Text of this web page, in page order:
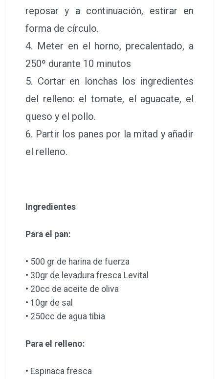
reposar y a continuación, estirar en
forma de círculo.
4. Meter en el horno, precalentado, a
250º durante 10 minutos
5. Cortar en lonchas los ingredientes
del relleno: el tomate, el aguacate, el
queso y el pollo.
6. Partir los panes por la mitad y añadir
el relleno.
Ingredientes
Para el pan:
• 500 gr de harina de fuerza
• 30gr de levadura fresca Levital
• 20cc de aceite de oliva
• 10gr de sal
• 250cc de agua tibia
Para el relleno:
• Espinaca fresca